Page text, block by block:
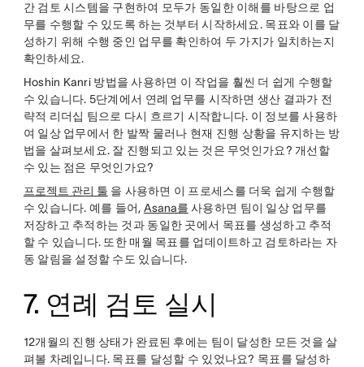
간 검토 시스템을 구현하여 모두가 동일한 이해를 바탕으로 업
무를 수행할 수 있도록 하는 것부터 시작하세요. 목표와 이를 달
성하기 위해 수행 중인 업무를 확인하여 두 가지가 일치하는지
확인하세요.
Hoshin Kanri 방법을 사용하면 이 작업을 훨씬 더 쉽게 수행할
수 있습니다. 5단계에서 연례 업무를 시작하면 생산 결과가 전
략적 리더십 팀으로 다시 흐르기 시작합니다. 이 정보를 사용하
여 일상 업무에서 한 발짝 물러나 현재 진행 상황을 유지하는 방
법을 살펴보세요. 잘 진행되고 있는 것은 무엇인가요? 개선할
수 있는 점은 무엇인가요?
프로젝트 관리 툴 을 사용하면 이 프로세스를 더욱 쉽게 수행할
수 있습니다. 예를 들어, Asana를 사용하면 팀이 일상 업무를
저장하고 추적하는 것과 동일한 곳에서 목표를 생성하고 추적
할 수 있습니다. 또한 매월 목표를 업데이트하고 검토하라는 자
동 알림을 설정할 수도 있습니다.
7. 연례 검토 실시
12개월의 진행 상태가 완료된 후에는 팀이 달성한 모든 것을 살
펴볼 차례입니다. 목표를 달성할 수 있었나요? 목표를 달성하